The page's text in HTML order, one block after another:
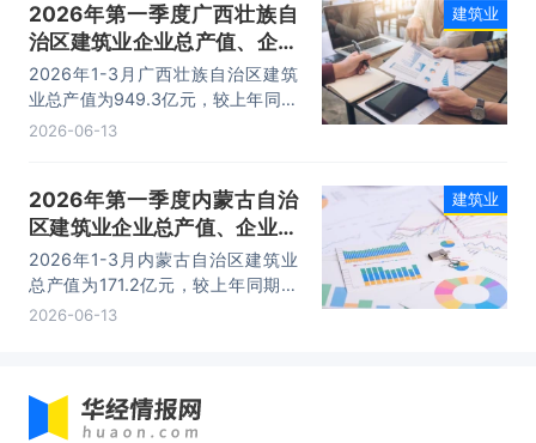
2026年第一季度广西壮族自
治区建筑业企业总产值、企业
概况及各产业竣工情况统计分
析
2026年1-3月广西壮族自治区建筑
业总产值为949.3亿元，较上年同期
相比减少了278.12亿元；其中：建
亿元。
2026-06-13
建筑业
2026年第一季度内蒙古自治
区建筑业企业总产值、企业概
况及各产业竣工情况统计分析
2026年1-3月内蒙古自治区建筑业
总产值为171.2亿元，较上年同期相
比减少了13.84亿元；其中：建筑工
2026-06-13
建筑业